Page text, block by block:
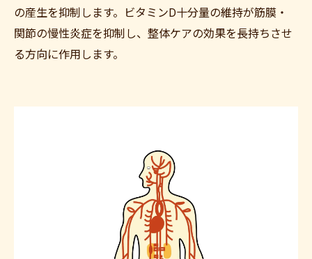
の産生を抑制します。ビタミンD十分量の維持が筋膜・
関節の慢性炎症を抑制し、整体ケアの効果を長持ちさせ
る方向に作用します。